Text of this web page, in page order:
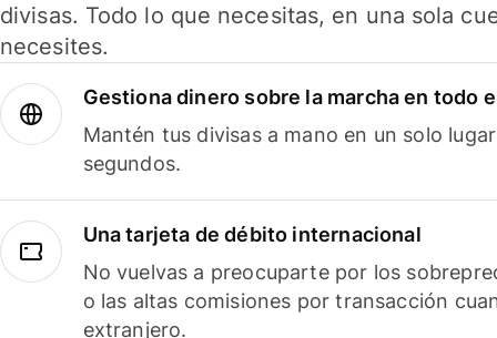
divisas. Todo lo que necesitas, en una sola
necesites.
Gestiona dinero sobre la marcha en todo
Mantén tus divisas a mano en un solo
segundos.
Una tarjeta de débito internacional
No vuelvas a preocuparte por los
o las altas comisiones por transacción
extranjero.